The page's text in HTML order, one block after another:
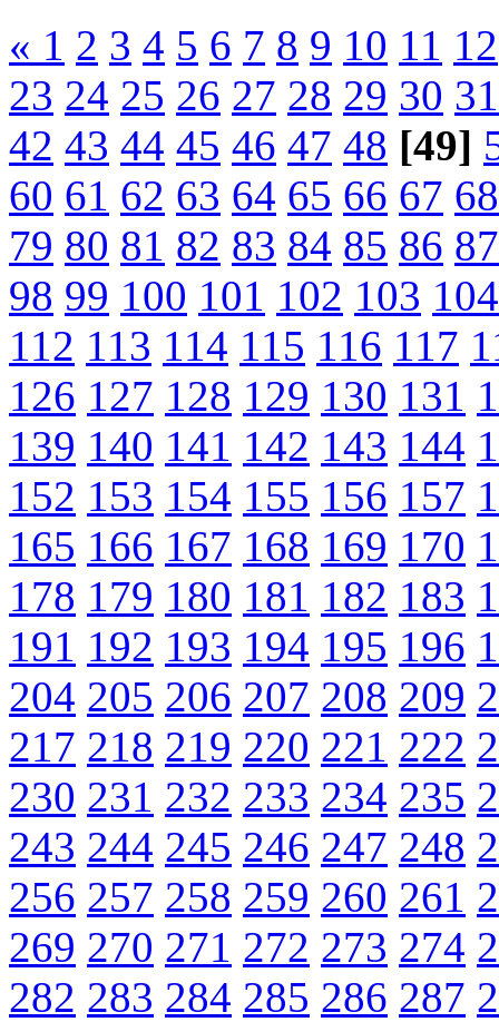
« 1 2 3 4 5 6 7 8 9 10 11 12
23 24 25 26 27 28 29 30 31
42 43 44 45 46 47 48 [49]
60 61 62 63 64 65 66 67 68
79 80 81 82 83 84 85 86 87
98 99 100 101 102 103 104
112 113 114 115 116 117
126 127 128 129 130 131
139 140 141 142 143 144
152 153 154 155 156 157
165 166 167 168 169 170
178 179 180 181 182 183
191 192 193 194 195 196
204 205 206 207 208 209
217 218 219 220 221 222
230 231 232 233 234 235
243 244 245 246 247 248
256 257 258 259 260 261
269 270 271 272 273 274
282 283 284 285 286 287